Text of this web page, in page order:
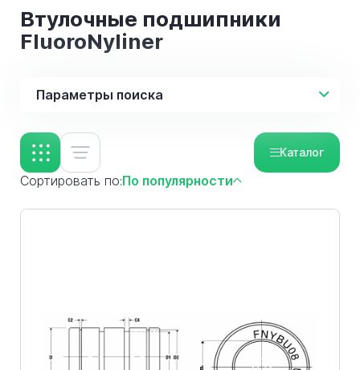
Втулочные подшипники
FluoroNyliner
Параметры поиска
Каталог
Сортировать по:По популярности